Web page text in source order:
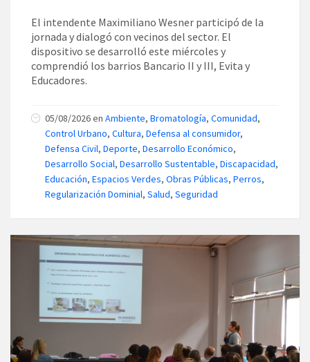
El intendente Maximiliano Wesner participó de la
jornada y dialogó con vecinos del sector. El
dispositivo se desarrolló este miércoles y
comprendió los barrios Bancario II y III, Evita y
Educadores.
05/08/2026en Ambiente, Bromatología, Comunidad,
Control Urbano, Cultura, Defensa al consumidor,
Defensa Civil, Deporte, Desarrollo Económico,
Desarrollo Social, Desarrollo Sustentable, Discapacidad,
Educación, Espacios Verdes, Obras Públicas, Perros,
Regularización Dominial, Salud, Seguridad